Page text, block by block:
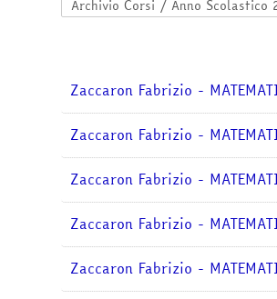
Categorie di corso
Zaccaron Fabrizio -
Zaccaron Fabrizio -
Zaccaron Fabrizio -
Zaccaron Fabrizio -
Zaccaron Fabrizio -